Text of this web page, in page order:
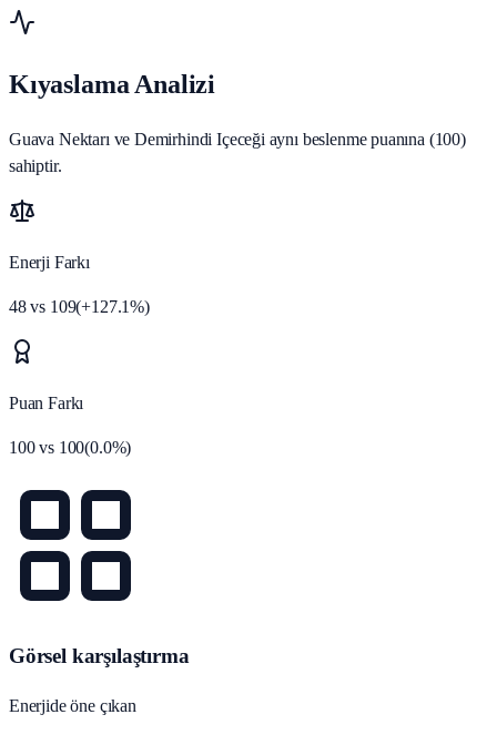
Kıyaslama Analizi
Guava Nektarı ve Demirhindi Içeceği aynı beslenme puanına (100)
sahiptir.
Enerji Farkı
48vs 109(+127.1%)
Puan Farkı
100vs 100(0.0%)
Görsel karşılaştırma
Enerjide öne çıkan